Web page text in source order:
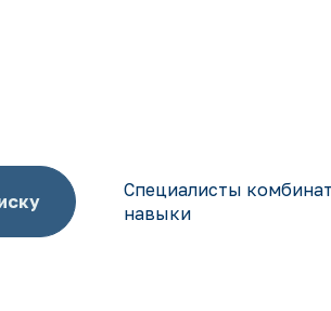
Специалисты
навыки